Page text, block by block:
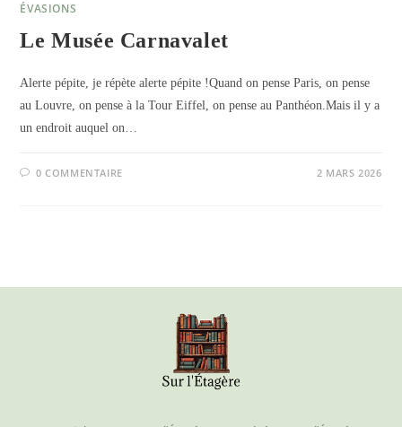
ÉVASIONS
Le Musée Carnavalet
Alerte pépite, je répète alerte pépite !Quand on pense Paris, on pense
au Louvre, on pense à la Tour Eiffel, on pense au Panthéon.Mais il y a
un endroit auquel on…
0 COMMENTAIRE 2 MARS 2026